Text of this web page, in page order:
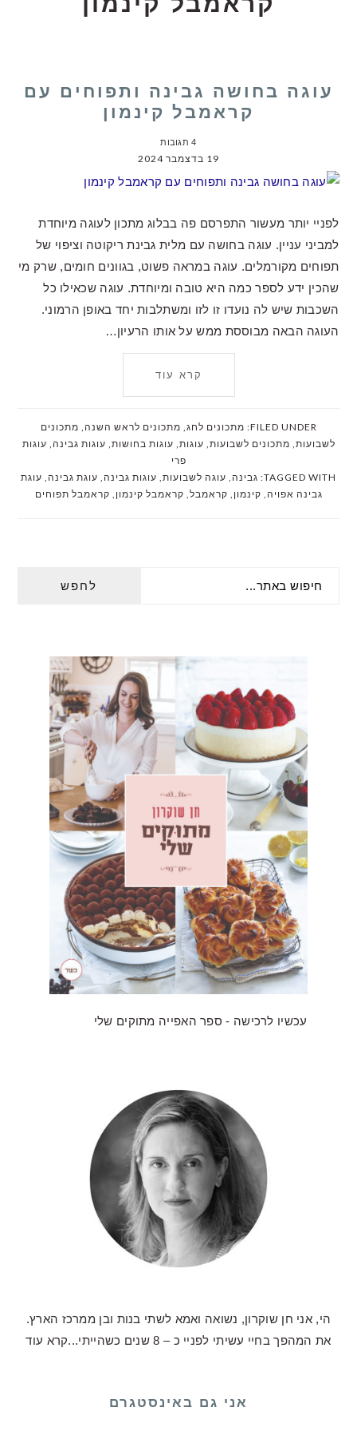
עוגה בחושה גבינה ותפוחים עם
קראמבל קינמון
4 תגובות
19 בדצמבר 2024
לפניי יותר מעשור התפרסם פה בבלוג מתכון לעוגה מיוחדת
למביני עניין. עוגה בחושה עם מלית גבינת ריקוטה וציפוי של
תפוחים מקורמלים. עוגה במראה פשוט, בגוונים חומים, שרק מי
שהכין ידע לספר כמה היא טובה ומיוחדת. עוגה שכאילו כל
השכבות שיש לה נועדו זו לזו ומשתלבות יחד באופן הרמוני.
העוגה הבאה מבוססת ממש על אותו הרעיון…
קרא עוד
FILED UNDER: מתכונים לחג, מתכונים לראש השנה, מתכונים
לשבועות, מתכונים לשבועות, עוגות, עוגות בחושות, עוגות גבינה, עוגות
פרי
TAGGED WITH: גבינה, עוגה לשבועות, עוגות גבינה, עוגת גבינה, עוגת
גבינה אפויה, קינמון , קראמבל, קראמבל קינמון , קראמבל תפוחים
SIDEBAR
עכשיו לרכישה - ספר האפייה מתוקים שלי
הי, אני חן שוקרון, נשואה ואמא לשתי בנות ובן ממרכז הארץ.
את המהפך בחיי עשיתי לפניי כ – 8 שנים כשהייתי...
קרא עוד
אני גם באינסטגרם